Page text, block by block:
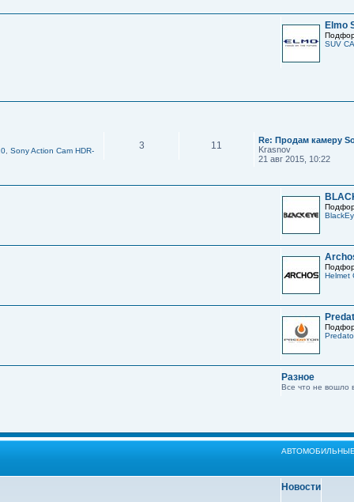
Elmo
SUV
Sony Action Cam HDR- 3 11
Re: Продам камеру
Krasnov
21 авг 2015, 10:22
Helmet
Разное
Все что не вошло
Новости